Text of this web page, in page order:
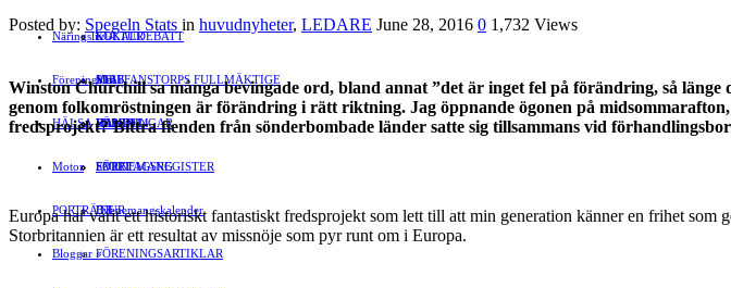
LOKALDEBATT
STAFFANSTORPS FULLMÄKTIGE
VAL 2014
KULTUR
Mat
RESOR
EVENEMANG
Evenemangskalender
Näringsliv »
JOBB
HANDEL
FÖRETAGSREGISTER
Föreningsliv »
FÖRENINGAR
SPORT
DJUR
FÖRENINGSARTIKLAR
HÄLSA
Motor
PORTRÄTT
Bloggar »
Posted by: Spegeln Stats in huvudnyheter, LEDARE June 28, 2016 0 1,732 Views
Winston Churchill sa många bevingade ord, bland annat ”det är inget fel på förändring, så
genom folkomröstningen är förändring i rätt riktning. Jag öppnande ögonen på
fredsprojekt? Bittra fienden från sönderbombade länder satte sig tillsammans vid
Europa har varit ett historiskt fantastiskt fredsprojekt som lett till att min generation känner en frihet
Storbritannien är ett resultat av missnöje som pyr runt om i Europa.